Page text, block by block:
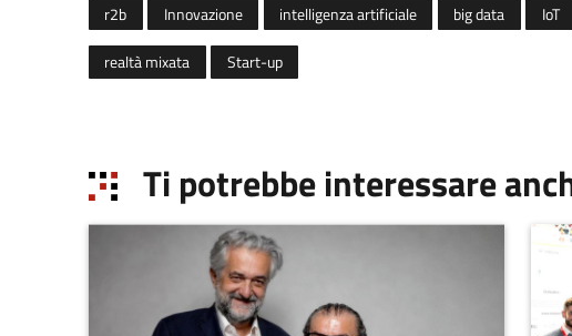
r2b Innovazione intelligenza artificiale big data IoT
realtà mixata
Start-up
Ti potrebbe interessare